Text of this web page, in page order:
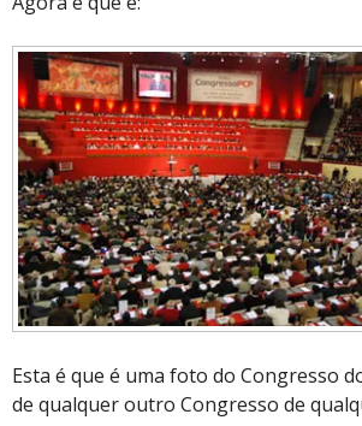
Esta é que é uma foto do Congresso
de qualquer outro Congresso de